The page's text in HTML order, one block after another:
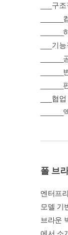
___구
______
___기
______
___협
______
폴 브
엔터프
모델 기
브라운
에서 소